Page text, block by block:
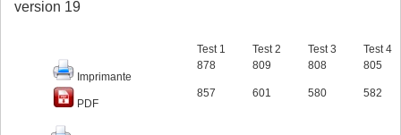
version 19
Test 1 Test 2 Test 3 Test 4
Imprimante
878 809 808 805
PDF
857 601 580 582